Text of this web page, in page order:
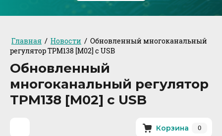
Главная / Новости / Обновленный многоканальный
регулятор ТРМ138 [M02] с USB
Обновленный
многоканальный регулятор
ТРМ138 [M02] с USB
Корзина 0